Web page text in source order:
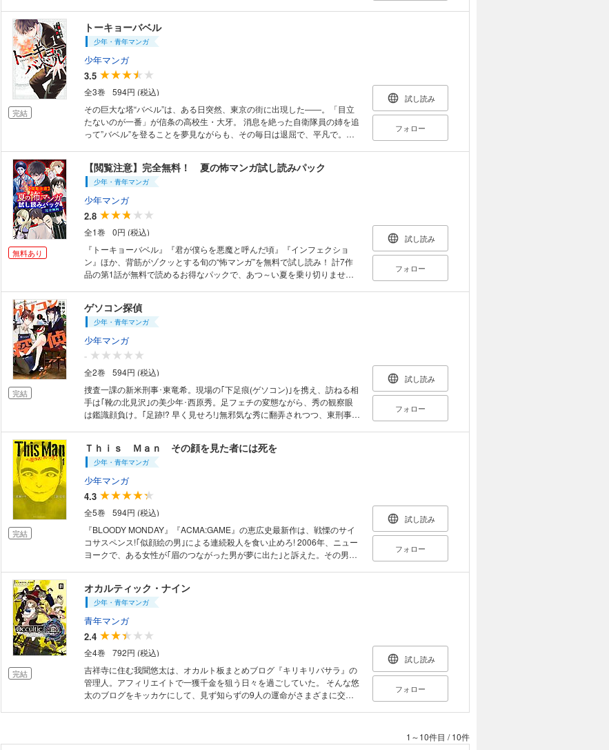
語。
完結
トーキョーバベル
少年・青年マンガ
少年マンガ
3.5
全3巻
594円 (税込)
その巨大な塔“バベル”は、ある日突然、東京の街に出現した――。「目立
たないのが一番」が信条の高校生・大牙。 消息を絶った自衛隊員の姉を追
って”バベル”を登ることを夢見ながらも、その毎日は退屈で、平凡で。ー
イバル、開幕！
試し読み
フォロー
無料あり
【閲覧注意】完全無料！ 夏の怖マンガ試し読みパック
少年・青年マンガ
少年マンガ
2.8
全1巻
0円 (税込)
『トーキョーバベル』『君が僕らを悪魔と呼んだ頃』『インフェクショ
ン』ほか、背筋がゾクッとする旬の“怖マンガ”を無料で試し読み！ 計7作
品の第1話が無料で読めるお得なパックで、あつ～い夏を乗り切りません
試し読み
フォロー
完結
ゲソコン探偵
少年・青年マンガ
少年マンガ
-
全2巻
594円 (税込)
捜査一課の新米刑事･東竜希。現場の｢下足痕(ゲソコン)｣を携え、訪ねる相
手は｢靴の北見沢｣の美少年･西原秀。足フェチの変態ながら、秀の観察眼
は鑑識顔負け。｢足跡!? 早く見せろ!｣無邪気な秀に翻弄されつつ、東刑事は
試し読み
フォロー
完結
Ｔｈｉｓ Ｍａｎ その顔を見た者には死を
少年・青年マンガ
少年マンガ
4.3
全5巻
594円 (税込)
『BLOODY MONDAY』『ACMA:GAME』の恵広史最新作は、戦慄のサイ
コサスペンス!｢似顔絵の男｣による連続殺人を食い止めろ! 2006年、ニュー
ヨークで、ある女性が｢眉のつながった男が夢に出た｣と訴えた。その男
は｢This Man｣の姿が…!
試し読み
フォロー
完結
オカルティック・ナイン
少年・青年マンガ
青年マンガ
2.4
全4巻
792円 (税込)
吉祥寺に住む我聞悠太は、オカルト板まとめブログ『キリキリバサラ』の
管理人。アフィリエイトで一獲千金を狙う日々を過ごしていた。 そんな悠
太のブログをキッカケにして、見ず知らずの9人の運命がさまざまに交差
試し読み
フォロー
1～10件目 /10件